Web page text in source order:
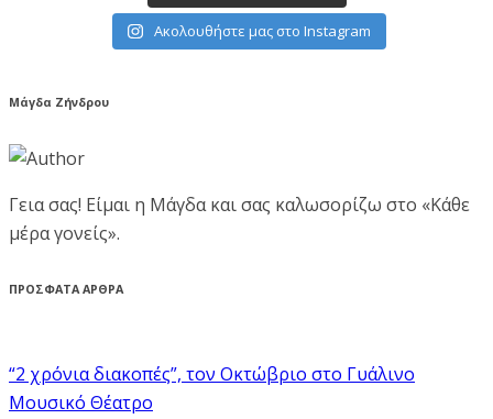
Ακολουθήστε μας στο Instagram
Μάγδα Ζήνδρου
Γεια σας! Είμαι η Μάγδα και σας καλωσορίζω στο «Κάθε
μέρα γονείς».
ΠΡΟΣΦΑΤΑ ΑΡΘΡΑ
“2 χρόνια διακοπές”, τον Οκτώβριο στο Γυάλινο
Μουσικό Θέατρο